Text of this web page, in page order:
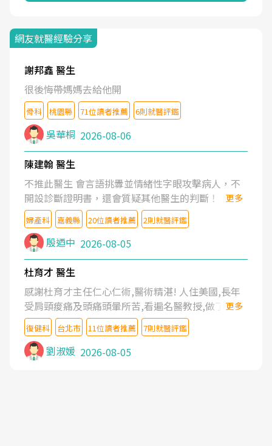
網友就醫經驗分享
謝邦鑫 醫生
很後悔帶媽媽去給他開
骨科 桃園縣 71位讀者推薦 6則就醫評鑑
吳華桐 2026-08-06
陳建翰 醫生
不推此醫生 會言語挑釁並情緒性字眼攻擊病人，不
開設診斷證明書，還會質疑其他醫生的判斷！
更多
婦產科 嘉義縣 20位讀者推薦 2則就醫評鑑
殷迺中 2026-08-05
杜育才 醫生
感謝杜育才主任仁心仁術,醫術精湛! 人住美國,長年
受肩頸痠痛及頭痛頭暈所苦,看遍名醫教授,做了各種
檢查,也嘗試過西醫打針,中醫針灸及物理徒手治療都
沒有用,後來連吃到嗎啡類止痛藥都效果有限,只是壓
症狀,沒多久就痛起來,多年失眠嚴重影響生活品質.
台灣親友介紹忠孝醫院杜育才主任是頸頭症候群專
更多
復健科 台北市 11位讀者推薦 7則就醫評鑑
劉淑媛 2026-08-05